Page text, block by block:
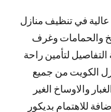
في تنظيف منازل
والحمامات وغرف
لتأمين راحة
الكويت من جميع
والاوساخ الغير
للاهتمام بديكور